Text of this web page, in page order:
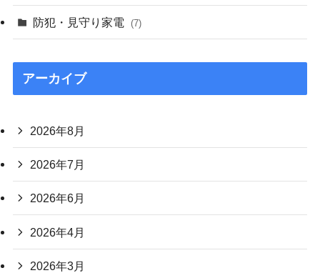
防犯・見守り家電 (7)
アーカイブ
2026年8月
2026年7月
2026年6月
2026年4月
2026年3月